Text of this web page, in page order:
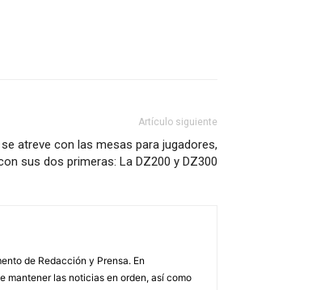
Artículo siguiente
atreve con las mesas para jugadores,
sus dos primeras: La DZ200 y DZ300
de Redacción y Prensa. En
mantener las noticias en orden, así como